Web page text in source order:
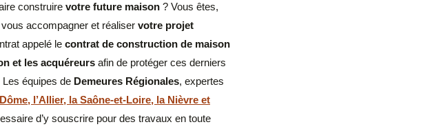
construire votre future maison ? Vous êtes,
vous accompagner et réaliser votre projet
appelé le contrat de construction de maison
et les acquéreurs afin de protéger ces derniers
équipes de Demeures Régionales, expertes
l’Allier, la Saône-et-Loire, la Nièvre et
d’y souscrire pour des travaux en toute